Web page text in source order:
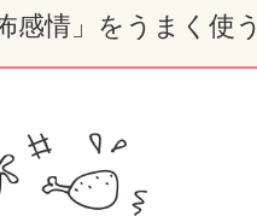
感情」をうまく使う